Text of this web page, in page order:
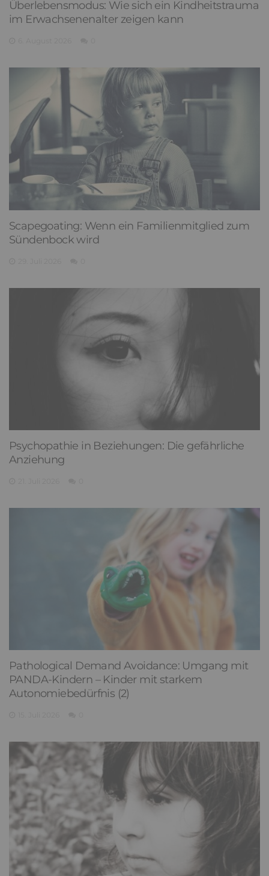
Überlebensmodus: Wie sich ein Kindheitstrauma
im Erwachsenenalter zeigen kann
Scapegoating: Wenn ein Familienmitglied zum
Sündenbock wird
Psychopathie in Beziehungen: Die gefährliche
Anziehung
Pathological Demand Avoidance: Umgang mit
PANDA-Kindern – Kinder mit starkem
Autonomiebedürfnis (2)